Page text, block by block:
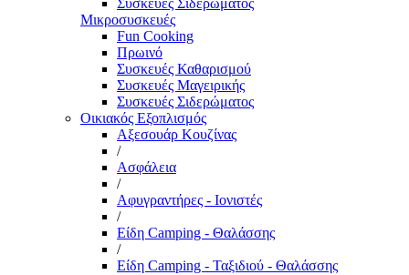
Συσκευές Σιδερώματος
Μικροσυσκευές
Fun Cooking
Πρωινό
Συσκευές Καθαρισμού
Συσκευές Μαγειρικής
Συσκευές Σιδερώματος
Οικιακός Εξοπλισμός
Αξεσουάρ Κουζίνας
/
Ασφάλεια
/
Αφυγραντήρες - Ιονιστές
/
Είδη Camping - Θαλάσσης
/
Είδη Camping - Ταξιδιού - Θαλάσσης